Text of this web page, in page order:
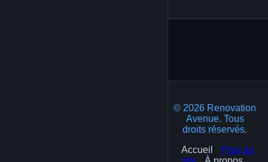
© 2026 Renovation
Avenue. Tous
droits réservés.
Accueil
Plan du